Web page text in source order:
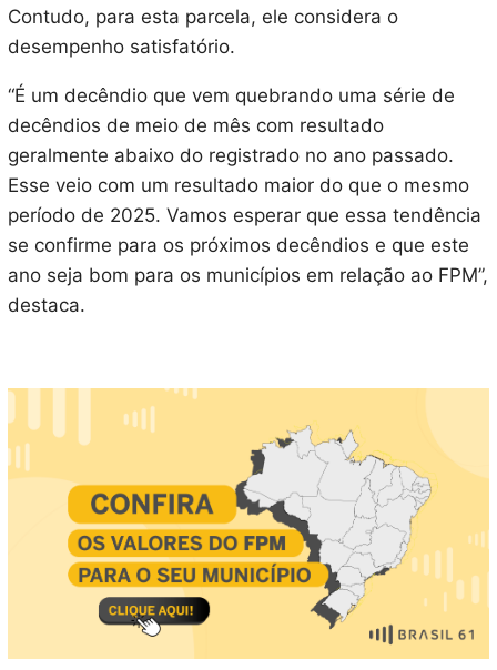
Contudo, para esta parcela, ele considera o
desempenho satisfatório.
“É um decêndio que vem quebrando uma série de
decêndios de meio de mês com resultado
geralmente abaixo do registrado no ano passado.
Esse veio com um resultado maior do que o mesmo
período de 2025. Vamos esperar que essa tendência
se confirme para os próximos decêndios e que este
ano seja bom para os municípios em relação ao FPM”,
destaca.